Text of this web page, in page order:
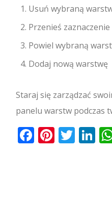
Usuń wybraną
Przenieś
Powiel wybraną
Dodaj nową warstwę
Staraj się zarządzać
panelu warstw podczas
Facebook